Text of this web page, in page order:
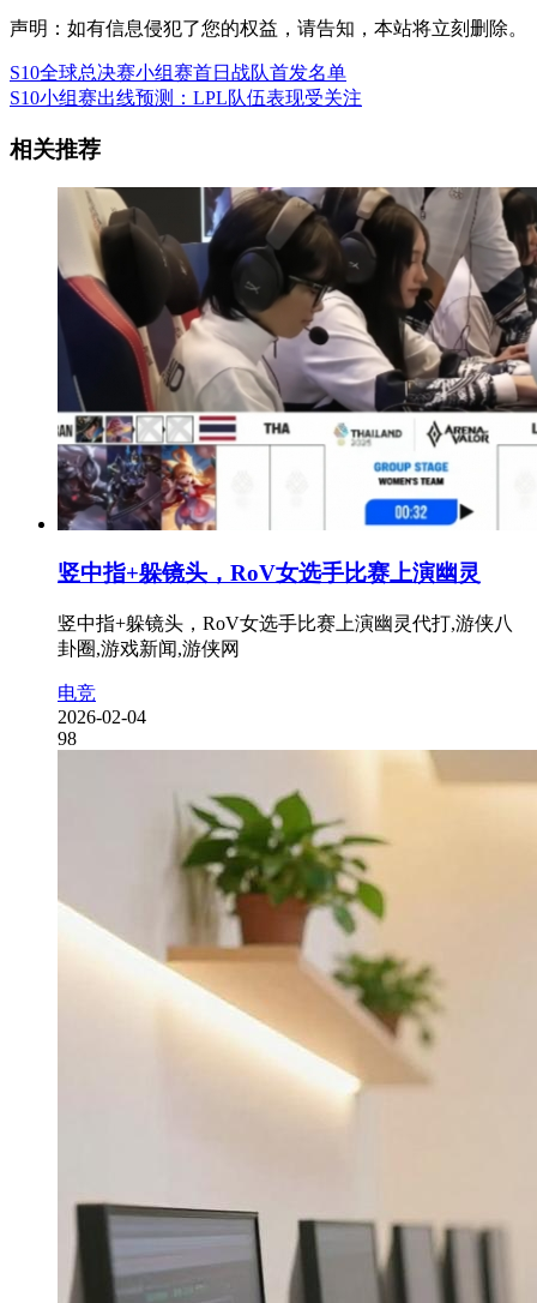
声明：如有信息侵犯了您的权益，请告知，本站将立刻删除。
S10全球总决赛小组赛首日战队首发名单
S10小组赛出线预测：LPL队伍表现受关注
相关推荐
竖中指+躲镜头，RoV女选手比赛上演幽灵
竖中指+躲镜头，RoV女选手比赛上演幽灵代打,游侠八
卦圈,游戏新闻,游侠网
电竞
2026-02-04
98